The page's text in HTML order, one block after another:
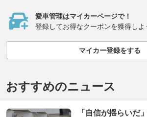
愛車管理はマイカーページで！
登録してお得なクーポンを獲得しよ
マイカー登録をする
おすすめのニュース
「自信が揺らいだ